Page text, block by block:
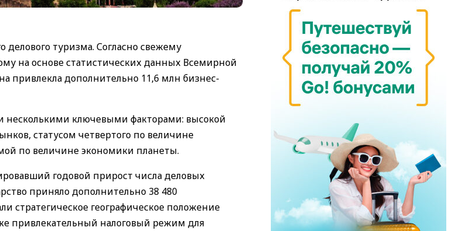
туризма. Согласно свежему
на основе статистических данных Всемирной
привлекла дополнительно 11,6 млн бизнес-
несколькими ключевыми факторами: высокой
статусом четвертого по величине
по величине экономики планеты.
годовой прирост числа деловых
приняло дополнительно 38 480
стратегическое географическое положение
привлекательный налоговый режим для